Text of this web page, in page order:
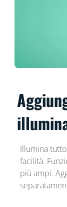
Illumina
facilità.
più ampi.